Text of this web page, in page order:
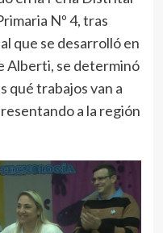
Nº 4, tras
que se desarrolló en
Alberti, se determinó
qué trabajos van a
a la región